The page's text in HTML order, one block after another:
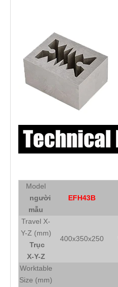
Model
người
mẫu
EFH43B
Travel X-
Y-Z (mm)
Trục
X-Y-Z
400x350x250
Worktable
Size (mm)